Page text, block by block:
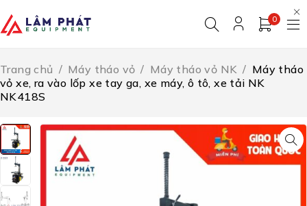
0
Trang chủ / Máy tháo vỏ / Máy tháo vỏ NK / Máy tháo
vỏ xe, ra vào lốp xe tay ga, xe máy, ô tô, xe tải NK
NK418S